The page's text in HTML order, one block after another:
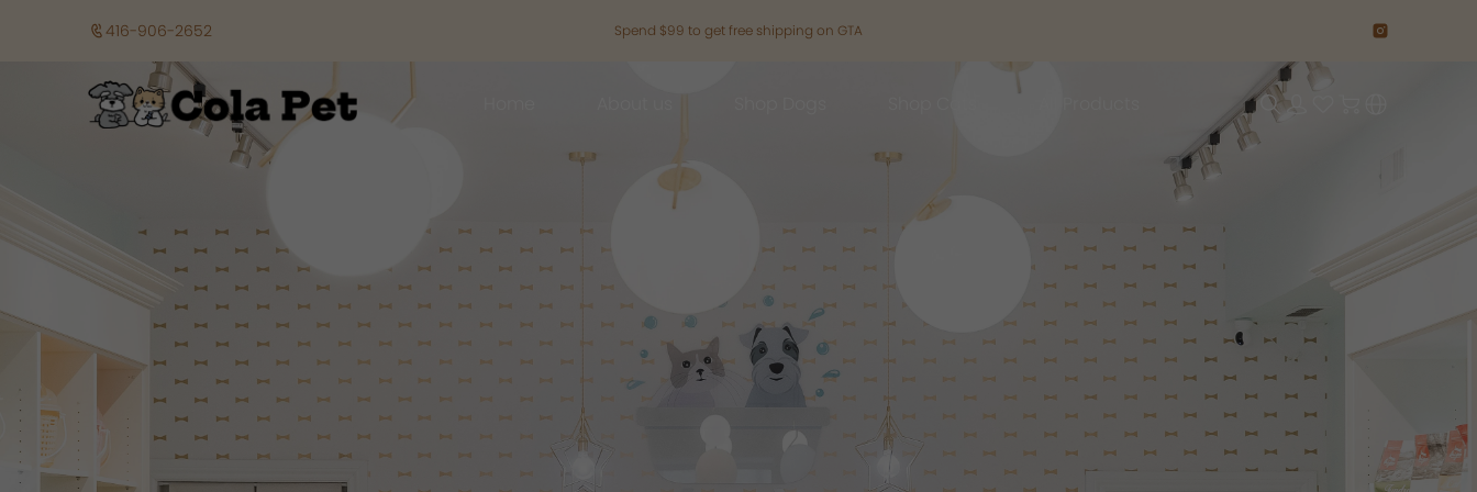
416-906-2652 Spend $99 to get free shipping on GTA
Grooming Contact Us
Dog Food
Freeze Dried 主食冻干
Dry Food 主食干粮
Wet Food 湿粮罐头
Dog Treats
Supplements
Grooming
Outdoor
Living
Cat Food
Freeze Dried 主食冻干
Dry Food 主食干粮
Wet Food 湿粮罐头
Cat Treats
Cat Toys
Outdoor
Grooming
Living
Brands
Acana
Adored Beast Apothecary
Bridge.Dog
Bite Me
Chris Christensen
Grooming Contact Us
Dog Food
Freeze Dried 主食冻干
Dry Food 主食干粮
Wet Food 湿粮罐头
Dog Treats
Supplements
Grooming
Outdoor
Living
Cat Food
Freeze Dried 主食冻干
Dry Food 主食干粮
Wet Food 湿粮罐头
Cat Treats
Cat Toys
Outdoor
Grooming
Living
Brands
Acana
Adored Beast Apothecary
Bridge.Dog
Bite Me
Chris Christensen